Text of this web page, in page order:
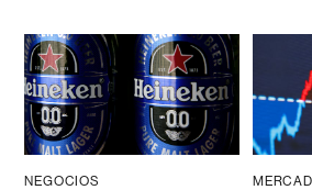
NEGOCIOS